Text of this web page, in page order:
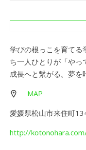
学びの根っこを育てる
ち一人ひとりが「やっ
成長へと繋がる。夢を
MAP
愛媛県松山市来住町
http://